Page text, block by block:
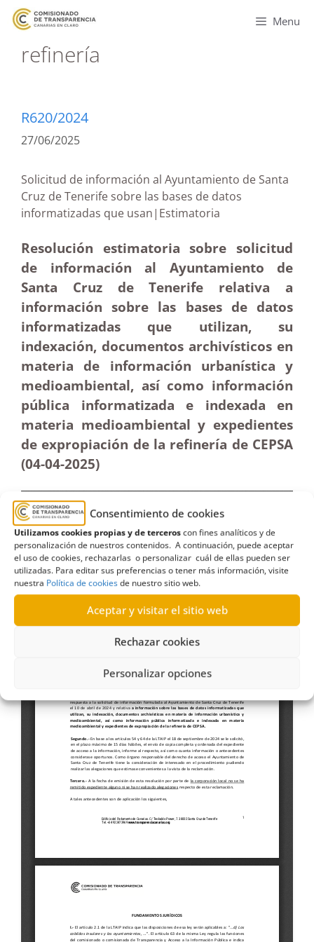
Consentimiento de cookies
Utilizamos cookies propias y de terceroscon fines analíticos y de
personalización de nuestros contenidos. A continuación, puede aceptar
el uso de cookies, rechazarlas o personalizar cuál de ellas pueden ser
utilizadas. Para editar sus preferencias o tener más información, visite
nuestra Política de cookiesde nuestro sitio web.
Aceptar y visitar el sitio web
Rechazar cookies
Personalizar opciones
Menu
refinería
R620/2024
27/06/2025
Solicitud de información al Ayuntamiento de Santa
Cruz de Tenerife sobre las bases de datos
informatizadas que usan|Estimatoria
Resolución estimatoria sobre solicitud
de información al Ayuntamiento de
Santa Cruz de Tenerife relativa a
información sobre las bases de datos
informatizadas que utilizan, su
indexación, documentos archivísticos en
materia de información urbanística y
medioambiental, así como información
pública informatizada e indexada en
materia medioambiental y expedientes
de expropiación de la refinería de CEPSA
(04-04-2025)